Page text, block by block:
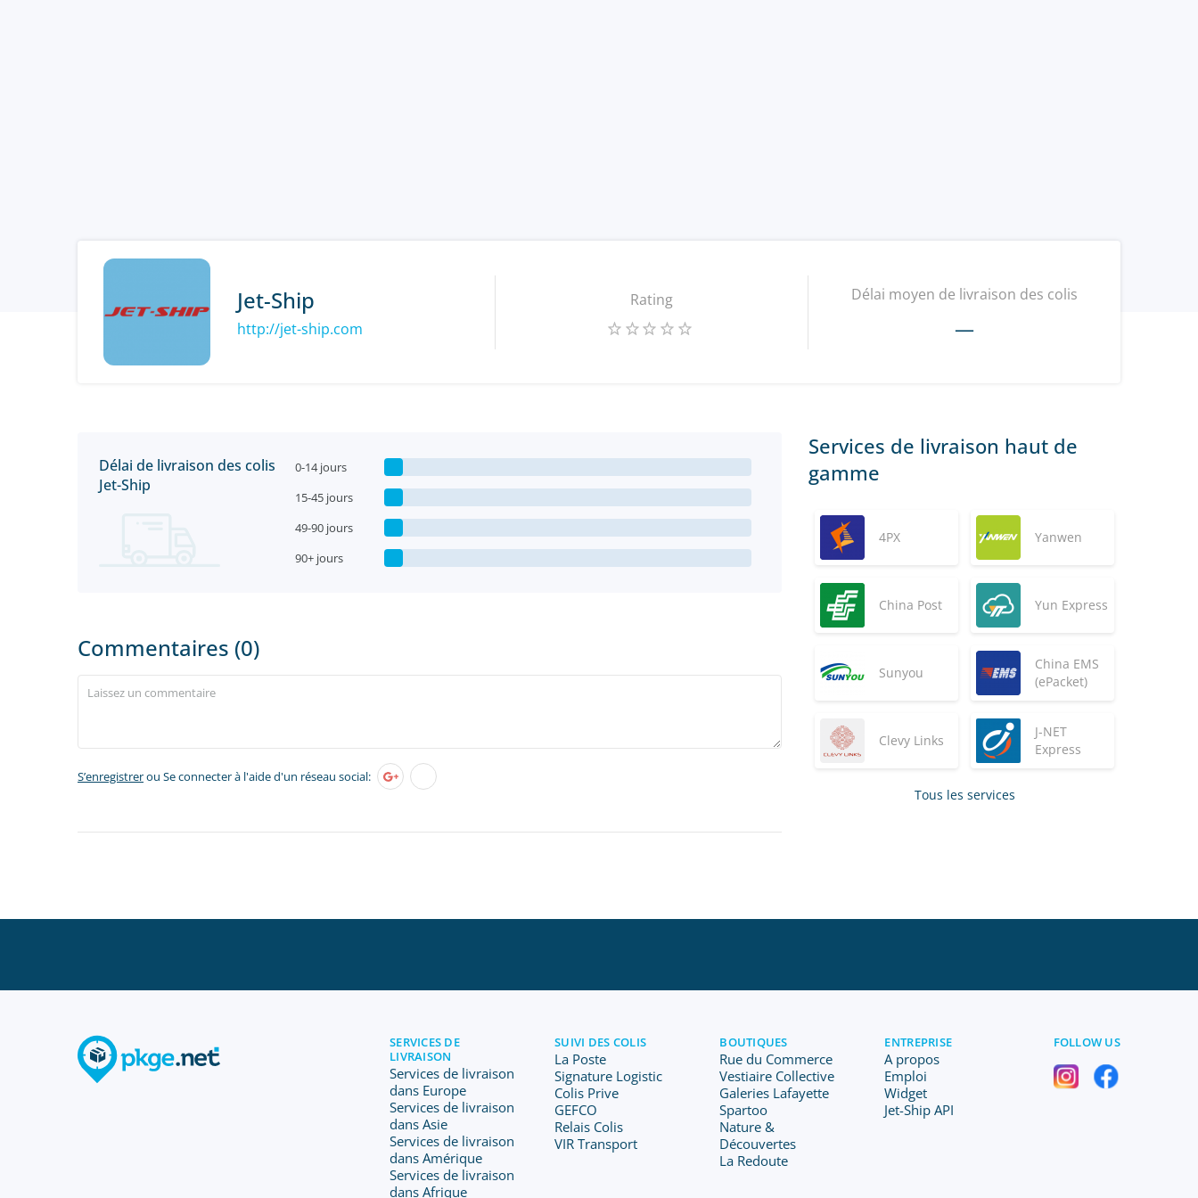
Jet-Ship
http://jet-ship.com
Rating Délai moyen de livraison des colis
—
Délai de livraison des colis
Jet-Ship
0-14 jours
15-45 jours
49-90 jours
90+ jours
Commentaires (0)
S’enregistrerou Se connecter à l'aide d'un réseau social:
Services de livraison haut de
gamme
4PX Yanwen
China Post Yun Express
Sunyou
China EMS
(ePacket)
Clevy Links
J-NET
Express
Tous les services
SERVICES DE
LIVRAISON
Services de livraison
dans Europe
Services de livraison
dans Asie
Services de livraison
dans Amérique
Services de livraison
dans Afrique
SUIVI DES COLIS
La Poste
Signature Logistic
Colis Prive
GEFCO
Relais Colis
VIR Transport
BOUTIQUES
Rue du Commerce
Vestiaire Collective
Galeries Lafayette
Spartoo
Nature &
Découvertes
La Redoute
ENTREPRISE
A propos
Emploi
Widget
Jet-Ship API
FOLLOW US